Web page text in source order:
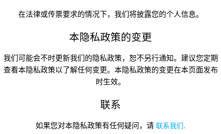
在法律或传票要求的情况下，我们将披露您的个人信息。
本隐私政策的变更
我们可能会不时更新我们的隐私政策，恕不另行通知。建议您定期
查看本隐私政策以了解任何变更。本隐私政策的变更在本页面发布
时生效。
联系
如果您对本隐私政策有任何疑问，请 联系我们 .